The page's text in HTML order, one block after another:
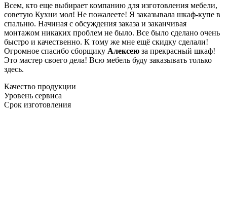
Всем, кто еще выбирает компанию для изготовления мебели,
советую Кухни мол! Не пожалеете! Я заказывала шкаф-купе в
спальню. Начиная с обсуждения заказа и заканчивая
монтажом никаких проблем не было. Все было сделано очень
быстро и качественно. К тому же мне ещё скидку сделали!
Огромное спасибо сборщику Алексею за прекрасный шкаф!
Это мастер своего дела! Всю мебель буду заказывать только
здесь.
Качество продукции
Уровень сервиса
Срок изготовления